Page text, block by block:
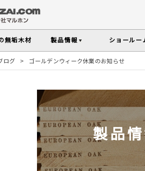
無垢木材 製品情報
フローリング
その他の内装部材・製品
樹種別製品マップ ご注
ショールー
ールームTOP
投稿実例
インテリアスタイル
から探す
木材の基礎知識
人気の樹種
よく選ばれる樹種をピックアップして
木の種類・知識TOP
メンテナンスのコ
塗料・メンテナンス用品
ルホンのオリジナル塗料Arbor(アーバー)シリ
す
ログ > ゴールデンウィーク休業のお知らせ
製品